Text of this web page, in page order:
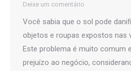
Deixe um comentário
Você sabia que o sol pode
objetos e roupas expostos nas
Este problema é muito comum
prejuízo ao negócio,